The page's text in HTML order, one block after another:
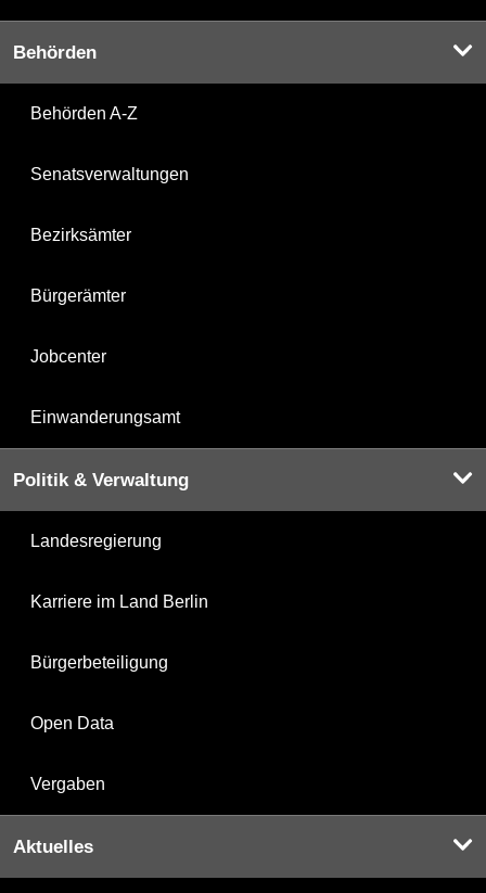
Behörden
Behörden A-Z
Senatsverwaltungen
Bezirksämter
Bürgerämter
Jobcenter
Einwanderungsamt
Politik & Verwaltung
Landesregierung
Karriere im Land Berlin
Bürgerbeteiligung
Open Data
Vergaben
Aktuelles